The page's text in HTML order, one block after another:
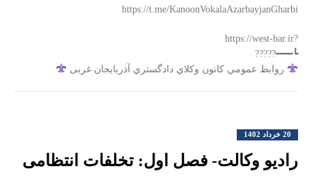
‏?https://west-bar.ir
┗━━━?????
روابط عمومي كانون وكلاي دادگستري آذربايجان غربی
20 خرداد 1402
رادیو وکالت- فصل اول: تخلفات انتظامی